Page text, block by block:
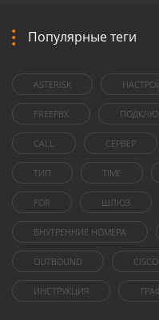
Популярные теги
ASTERISK
FREEPBX
CALL СЕРВЕР
ТИП TIME
FOR ШЛЮЗ
ВНУТРЕННИЕ НОМЕРА
OUTBOUND CISCO
ИНСТРУКЦИЯ